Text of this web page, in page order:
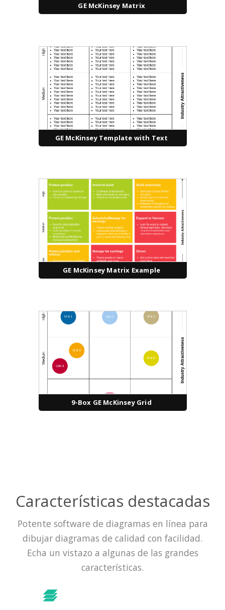
GE McKinsey Matrix
GE McKinsey Template with Text
GE McKinsey Matrix Example
9-Box GE McKinsey Grid
Características destacadas
Potente software de diagramas en línea para
dibujar diagramas de calidad con facilidad.
Echa un vistazo a algunas de las grandes
características.